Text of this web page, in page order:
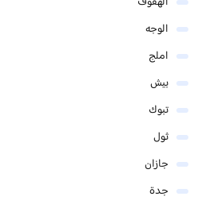
الوجه
املج
بيش
تبوك
ثول
جازان
جدة